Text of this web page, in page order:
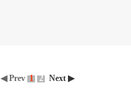
◀ Prev 1 2 Next ▶